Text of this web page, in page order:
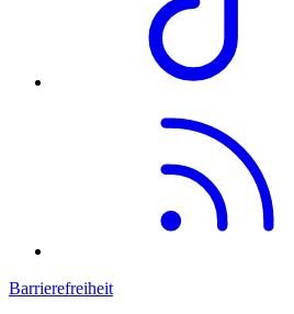
Barrierefreiheit